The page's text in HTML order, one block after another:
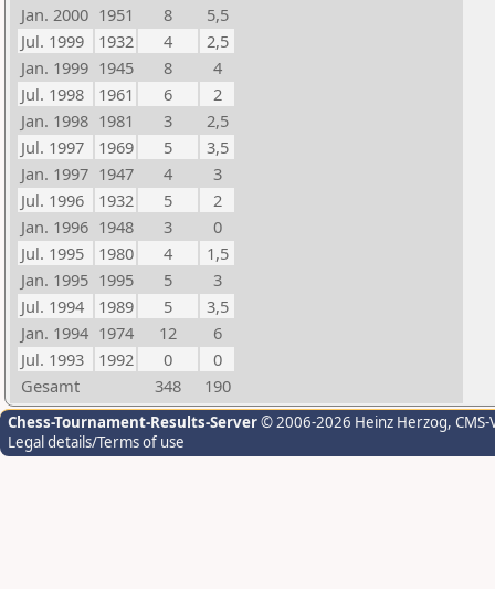
Jan. 2000 1951 8
5,5
Jul. 1999
1932 4
2,5
Jan. 1999 1945 8
4
Jul. 1998
1961 6
2
Jan. 1998 1981 3
2,5
Jul. 1997
1969 5
3,5
Jan. 1997 1947 4
3
Jul. 1996
1932 5
2
Jan. 1996 1948 3
0
Jul. 1995
1980 4
1,5
Jan. 1995 1995 5
3
Jul. 1994
1989 5
3,5
Jan. 1994 1974 12
6
Jul. 1993
1992 0
0
Gesamt
348 190
Chess-Tournament-Results-Server© 2006-2026 Heinz Herzog,
Legal details/Terms of use